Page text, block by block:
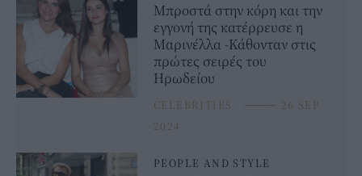
Μπροστά στην κόρη και την
εγγονή της κατέρρευσε η
Μαρινέλλα -Κάθονταν στις
πρώτες σειρές του
Ηρωδείου
CELEBRITIES ⸻ 26 SEP
2024
PEOPLE AND STYLE